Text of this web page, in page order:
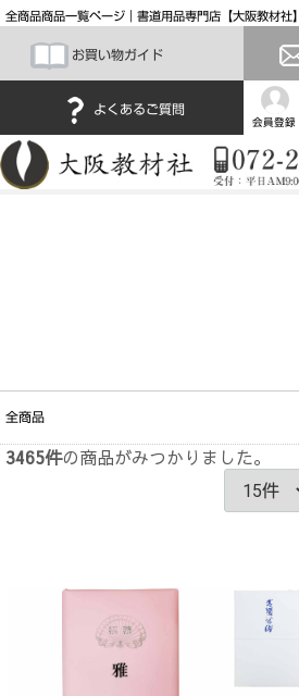
全商品商品一覧ページ｜書道用品専門店【大阪教材社】
お買い物ガイド
よくあるご質問
会員登録
全商品
3465件の商品がみつかりました。